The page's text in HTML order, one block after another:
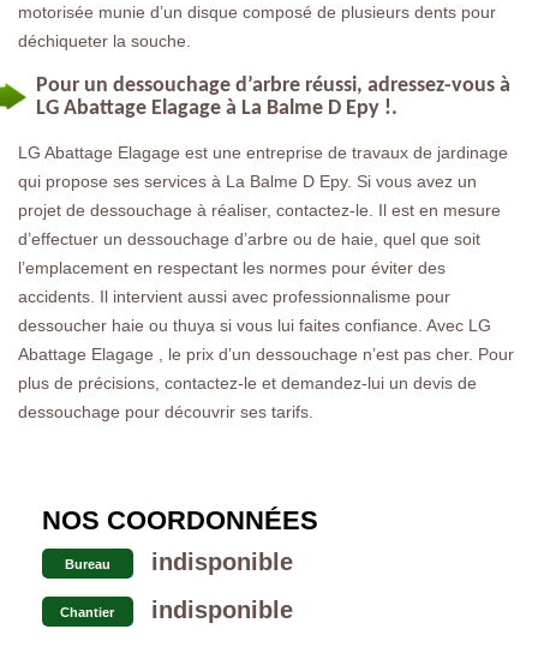
motorisée munie d’un disque composé de plusieurs dents pour
déchiqueter la souche.
Pour un dessouchage d’arbre réussi, adressez-vous à
LG Abattage Elagage à La Balme D Epy !.
LG Abattage Elagage est une entreprise de travaux de jardinage
qui propose ses services à La Balme D Epy. Si vous avez un
projet de dessouchage à réaliser, contactez-le. Il est en mesure
d’effectuer un dessouchage d’arbre ou de haie, quel que soit
l’emplacement en respectant les normes pour éviter des
accidents. Il intervient aussi avec professionnalisme pour
dessoucher haie ou thuya si vous lui faites confiance. Avec LG
Abattage Elagage , le prix d’un dessouchage n’est pas cher. Pour
plus de précisions, contactez-le et demandez-lui un devis de
dessouchage pour découvrir ses tarifs.
NOS COORDONNÉES
Bureau indisponible
Chantier indisponible